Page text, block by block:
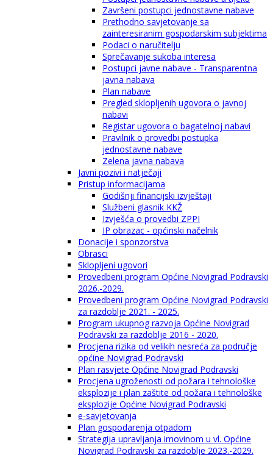
Završeni postupci jednostavne nabave
Prethodno savjetovanje sa
zainteresiranim gospodarskim subjektima
Podaci o naručitelju
Sprečavanje sukoba interesa
Postupci javne nabave - Transparentna
javna nabava
Plan nabave
Pregled sklopljenih ugovora o javnoj
nabavi
Registar ugovora o bagatelnoj nabavi
Pravilnik o provedbi postupka
jednostavne nabave
Zelena javna nabava
Javni pozivi i natječaji
Pristup informacijama
Godišnji financijski izvještaji
Službeni glasnik KKŽ
Izvješća o provedbi ZPPI
IP obrazac - općinski načelnik
Donacije i sponzorstva
Obrasci
Sklopljeni ugovori
Provedbeni program Općine Novigrad Podravski
2026.-2029.
Provedbeni program Općine Novigrad Podravski
za razdoblje 2021. - 2025.
Program ukupnog razvoja Općine Novigrad
Podravski za razdoblje 2016 - 2020.
Procjena rizika od velikih nesreća za područje
općine Novigrad Podravski
Plan rasvjete Općine Novigrad Podravski
Procjena ugroženosti od požara i tehnološke
eksplozije i plan zaštite od požara i tehnološke
eksplozije Općine Novigrad Podravski
e-savjetovanja
Plan gospodarenja otpadom
Strategija upravljanja imovinom u vl. Općine
Novigrad Podravski za razdoblje 2023.-2029.